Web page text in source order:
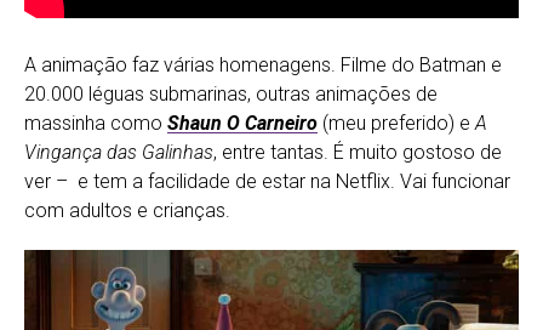
A animação faz várias homenagens. Filme do Batman e
20.000 léguas submarinas, outras animações de
massinha como Shaun O Carneiro (meu preferido) eA
Vingança das Galinhas, entre tantas. É muito gostoso de
ver – e tem a facilidade de estar na Netflix. Vai funcionar
com adultos e crianças.